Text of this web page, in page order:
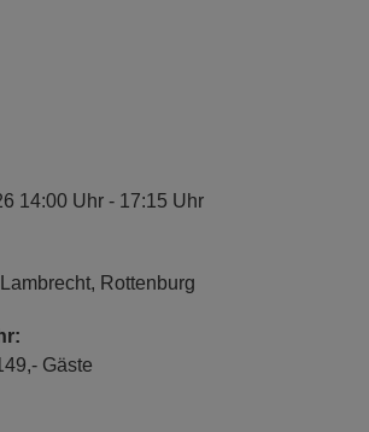
14:00 Uhr - 17:15 Uhr
Rottenburg
Gäste